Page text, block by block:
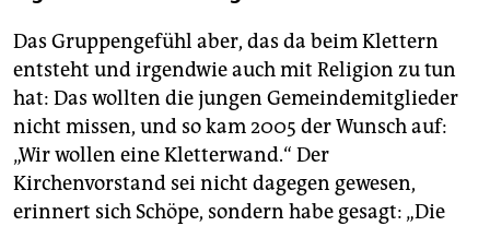
Das Gruppengefühl aber, das da beim Klettern
entsteht und irgendwie auch mit Religion zu tun
hat: Das wollten die jungen Gemeindemitglieder
nicht missen, und so kam 2005 der Wunsch auf:
„Wir wollen eine Kletterwand.“ Der
Kirchenvorstand sei nicht dagegen gewesen,
erinnert sich Schöpe, sondern habe gesagt: „Die